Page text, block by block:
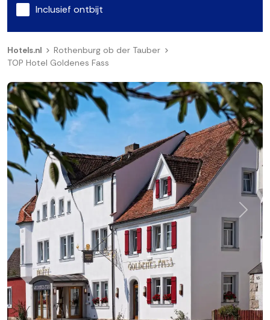
Inclusief ontbijt
Hotels.nl
Rothenburg ob der Tauber
TOP Hotel Goldenes Fass